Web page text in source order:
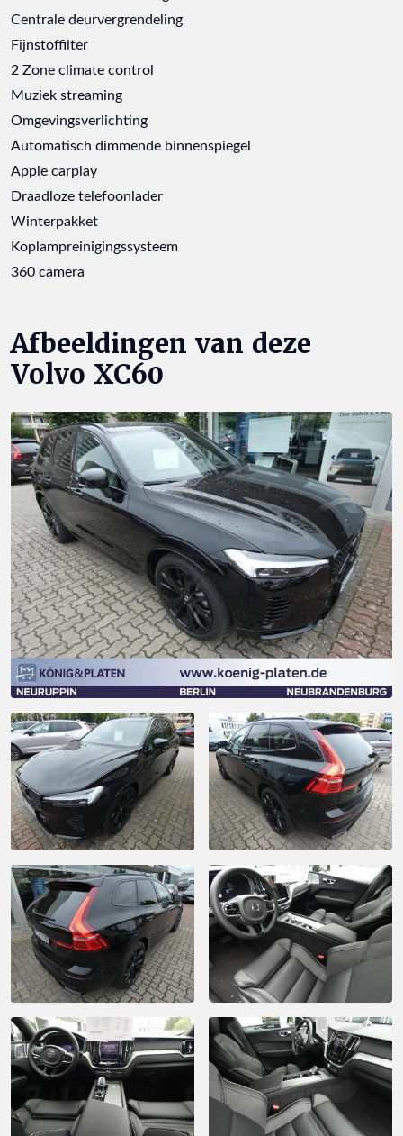
Centrale deurvergrendeling
Fijnstoffilter
2 Zone climate control
Muziek streaming
Omgevingsverlichting
Automatisch dimmende binnenspiegel
Apple carplay
Draadloze telefoonlader
Winterpakket
Koplampreinigingssysteem
360 camera
Afbeeldingen van deze
Volvo XC60